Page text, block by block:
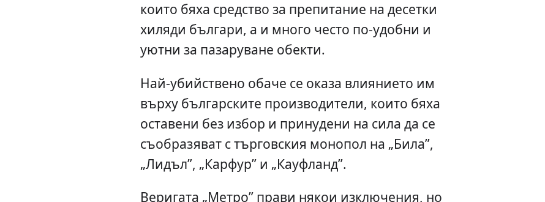
които бяха средство за препитание на десетки
хиляди българи, а и много често по-удобни и
уютни за пазаруване обекти.
Най-убийствено обаче се оказа влиянието им
върху българските производители, които бяха
оставени без избор и принудени на сила да се
съобразяват с търговския монопол на „Била”,
„Лидъл”, „Карфур” и „Кауфланд”.
Веригата „Метро” прави някои изключения, но